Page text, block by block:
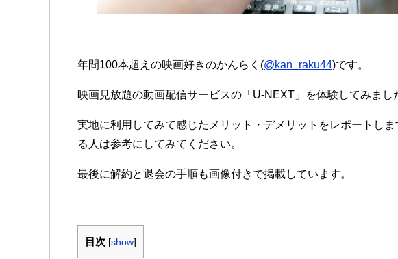
年間100本超えの映画好きのかんらく(@kan_raku44)です。
映画見放題の動画配信サービスの「U-NEXT」を体験してみまし
実地に利用してみて感じたメリット・デメリットをレポートし
る人は参考にしてみてください。
最後に解約と退会の手順も画像付きで掲載しています。
目次 [show]